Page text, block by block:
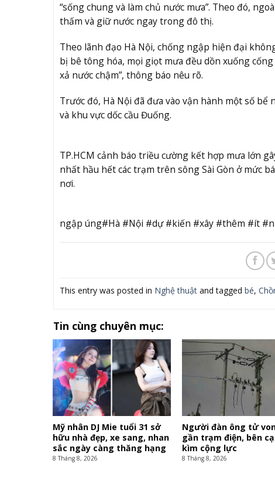
“sống chung và làm chủ nước mưa”. Theo đó,
thấm và giữ nước ngay trong đô thị.
Theo lãnh đạo Hà Nội, chống ngập hiện đại
bị bê tông hóa, mọi giọt mưa đều dồn xuống
xả nước chậm”, thông báo nêu rõ.
Trước đó, Hà Nội đã đưa vào vận hành một số
và khu vực dốc cầu Đuống.
TP.HCM cảnh báo triều cường kết hợp mưa lớn
nhất hầu hết các trạm trên sông Sài Gòn ở mức
nơi.
ngập úng#Hà #Nội #dự #kiến #xây #thêm #ít
This entry was posted in Nghệ thuậtand tagged bé,
Tin cùng chuyên mục:
Mỹ nhân DJ Mie tuổi 31 sở
hữu nhà đẹp, xe sang, nhan
sắc ngày càng thăng hạng
8 Tháng 8, 2026
Người đàn ông tử
gần trạm điện, bên
kìm cộng lực
8 Tháng 8, 2026